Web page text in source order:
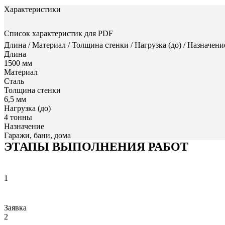
Характеристики
Список характеристик для PDF
Длина / Материал / Толщина стенки / Нагрузка (до) /
Длина
1500 мм
Материал
Сталь
Толщина стенки
6,5 мм
Нагрузка (до)
4 тонны
Назначение
Гаражи, бани, дома
ЭТАПЫ ВЫПОЛНЕНИЯ РАБОТ
1
Заявка
2